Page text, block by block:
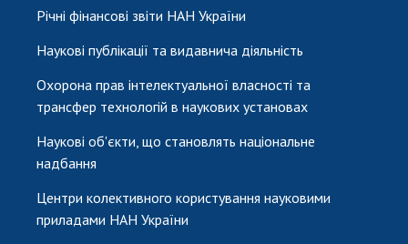
Річні фінансові звіти НАН України
Наукові публікації та видавнича діяльність
Охорона прав інтелектуальної власності та
трансфер технологій в наукових установах
Наукові об'єкти, що становлять національне
надбання
Центри колективного користування науковими
приладами НАН України